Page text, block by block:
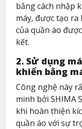
bằng cách nhập
máy, được tạo ra
của quần áo
kết.
2. Sử dụng
khiển bằng
Công nghệ này
minh bởi SHIMA
khi hoàn thiện
quần áo với sự